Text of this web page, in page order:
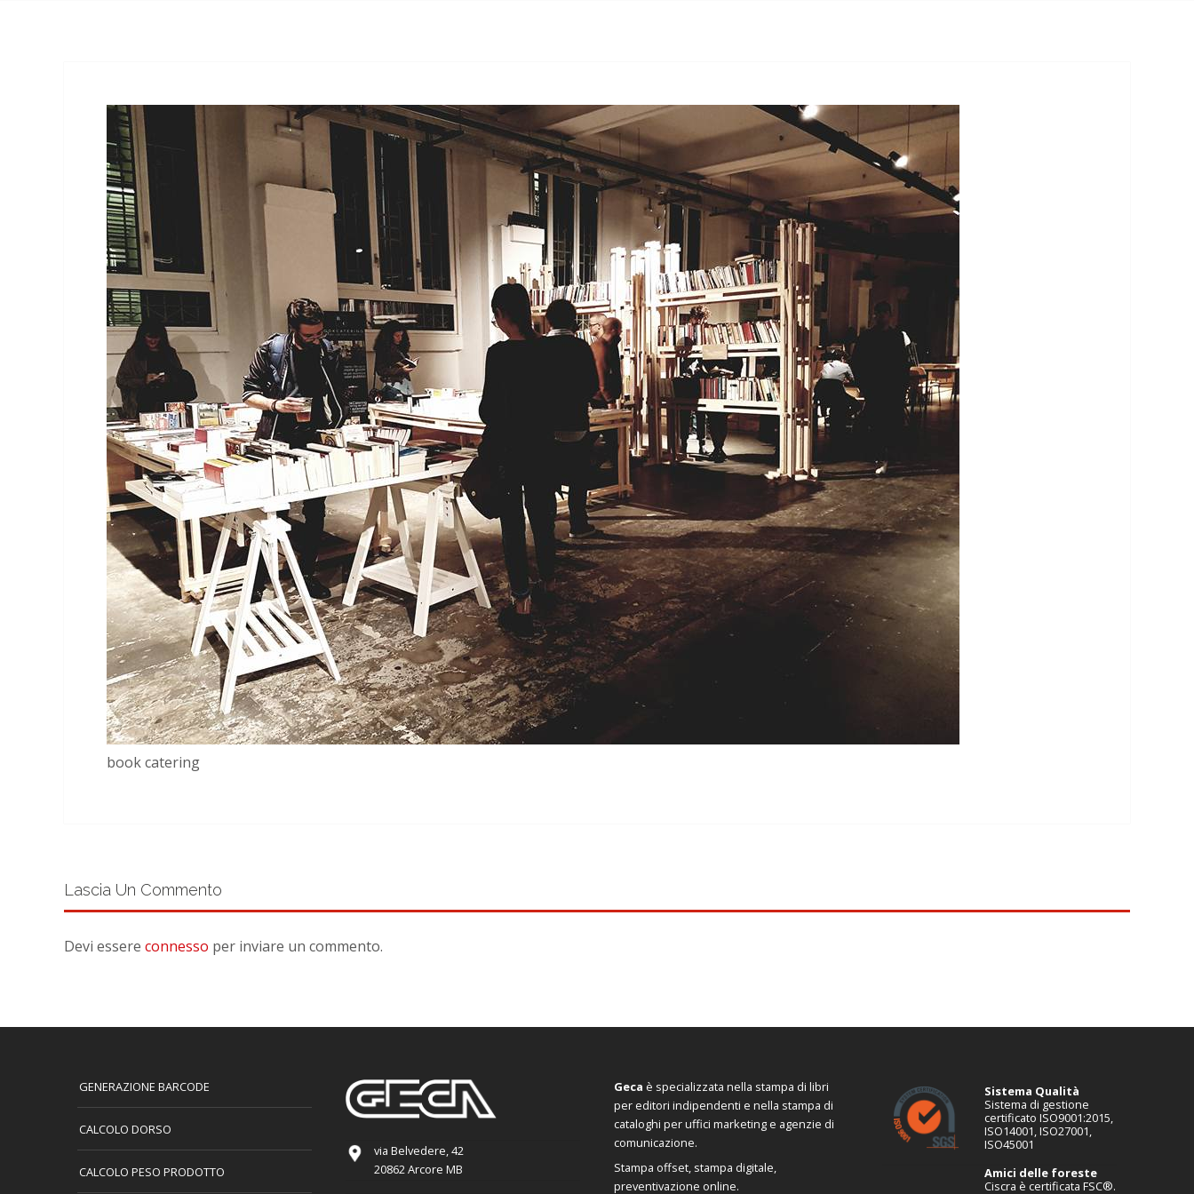
book catering
Lascia Un Commento
Devi essere connesso per inviare un commento.
GENERAZIONE BARCODE
CALCOLO DORSO
CALCOLO PESO PRODOTTO
via Belvedere, 42
20862 Arcore MB
Geca è specializzata nella stampa di libri
per editori indipendenti e nella stampa di
cataloghi per uffici marketing e agenzie di
comunicazione.
Stampa offset, stampa digitale,
preventivazione online.
Sistema Qualità
Sistema di gestione
certificato ISO9001:2015,
ISO14001, ISO27001,
ISO45001
Amici delle foreste
Ciscra è certificata FSC®.